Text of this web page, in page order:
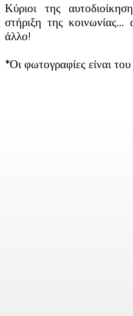
Κύριοι της
στήριξη της
άλλο!
*Οι φωτογραφίες είναι